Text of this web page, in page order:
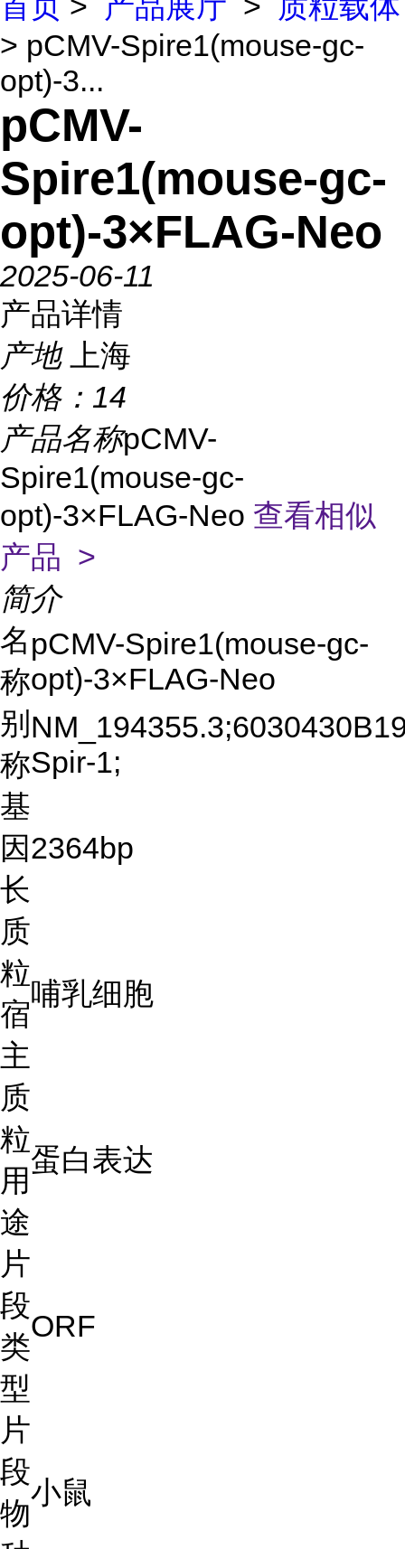
> pCMV-Spire1(mouse-gc-
opt)-3...
pCMV-
Spire1(mouse-gc-
opt)-3×FLAG-Neo
2025-06-11
产品详情
产地
上海
价格： 14
产品名称pCMV-
Spire1(mouse-gc-
opt)-3×FLAG-Neo 查看相似
产品 >
简介
名
称
pCMV-Spire1(mouse-gc-
opt)-3×FLAG-Neo
别
称Spir-1;
基
因
长
2364bp
质
粒
宿
主
哺乳细胞
质
粒
用
途
蛋白表达
片
段
类
型
ORF
片
段
物
小鼠